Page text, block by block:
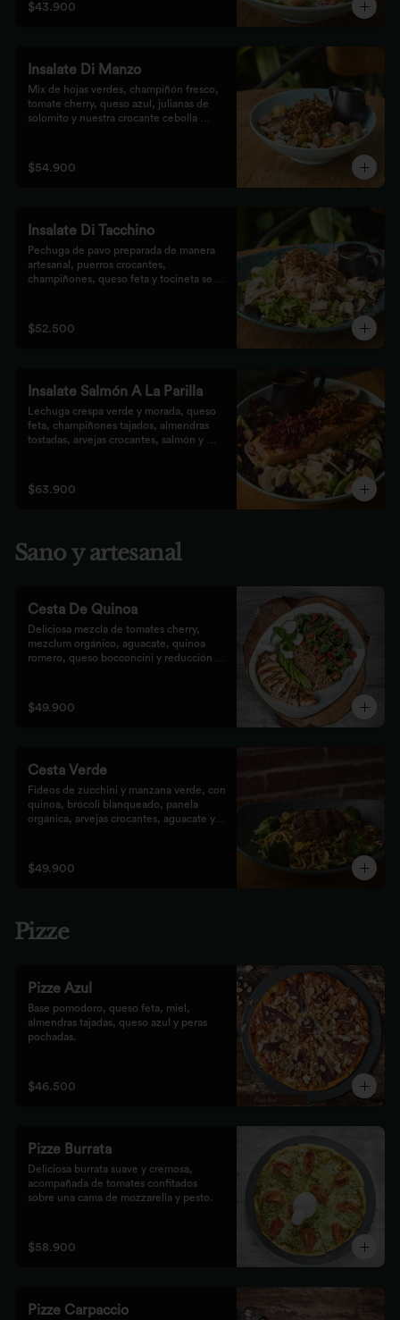
$43.900
Insalate Di Manzo
Mix de hojas verdes, champiñón fresco,
tomate cherry, queso azul, julianas de
solomito y nuestra crocante cebolla
$54.900
Insalate Di Tacchino
Pechuga de pavo preparada de manera
artesanal, puerros crocantes,
champiñones, queso feta y tocineta se
$52.500
Insalate Salmón A La Parilla
Lechuga crespa verde y morada, queso
feta, champiñones tajados, almendras
tostadas, arvejas crocantes, salmón y
$63.900
Sano y artesanal
Cesta De Quinoa
Deliciosa mezcla de tomates cherry,
mezclum orgánico, aguacate, quinoa
romero, queso bocconcini y reducción
$49.900
Cesta Verde
Fideos de zucchini y manzana verde, con
quinoa, brócoli blanqueado, panela
orgánica, arvejas crocantes, aguacate y
$49.900
Pizze
Pizze Azul
Base pomodoro, queso feta, miel,
almendras tajadas, queso azul y peras
pochadas.
$46.500
Pizze Burrata
Deliciosa burrata suave y cremosa,
acompañada de tomates confitados
sobre una cama de mozzarella y pesto.
$58.900
Pizze Carpaccio